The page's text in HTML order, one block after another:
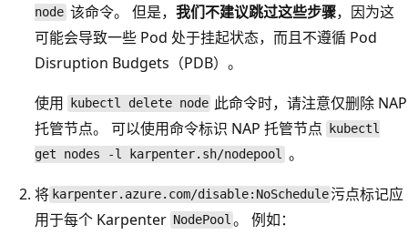
node 该命令。 但是， 我们不建议跳过这些步骤，因为这
可能会导致一些 Pod 处于挂起状态，而且不遵循 Pod
Disruption Budgets（PDB）。
使用
kubectl delete node 此命令时，请注意仅删除 NAP
托管节点。 可以使用命令标识 NAP 托管节点
kubectl
get nodes -l karpenter.sh/nodepool 。
将 karpenter.azure.com/disable:NoSchedule污点标记应
用于每个 Karpenter NodePool 。 例如：